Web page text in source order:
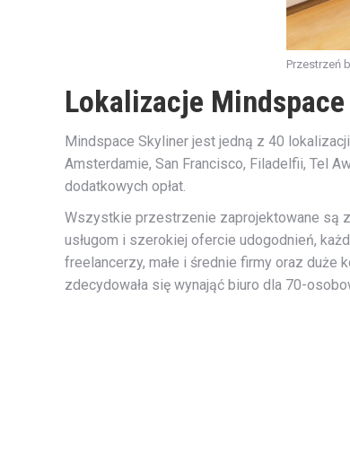
Przestrzeń
Lokalizacje
Mindspace Skyliner jest jedną z 40
Amsterdamie, San Francisco, Filadelfii, Tel
dodatkowych opłat.
Wszystkie przestrzenie zaprojektowane są
usługom i szerokiej ofercie udogodnień,
freelancerzy, małe i średnie firmy oraz duże
zdecydowała się wynająć biuro dla 70-